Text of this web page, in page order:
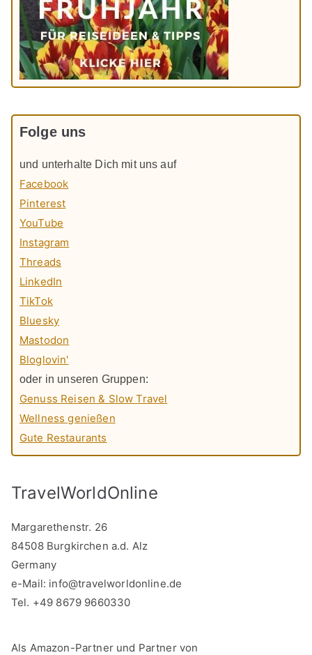
Folge uns
und unterhalte Dich mit uns auf
Facebook
Pinterest
YouTube
Instagram
Threads
LinkedIn
TikTok
Bluesky
Mastodon
Bloglovin'
oder in unseren Gruppen:
Genuss Reisen & Slow Travel
Wellness genießen
Gute Restaurants
TravelWorldOnline
Margarethenstr. 26
84508 Burgkirchen a.d. Alz
Germany
e-Mail: info@travelworldonline.de
Tel. +49 8679 9660330
Als Amazon-Partner und Partner von